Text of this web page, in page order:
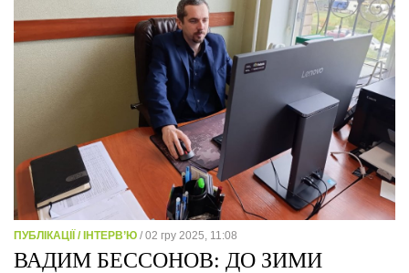
ПУБЛІКАЦІЇ / ІНТЕРВ’Ю / 02 гру 2025, 11:08
ВАДИМ БЕССОНОВ: ДО ЗИМИ